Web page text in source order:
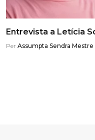
Entrevista a Letícia
Per Assumpta Sendra Mestre